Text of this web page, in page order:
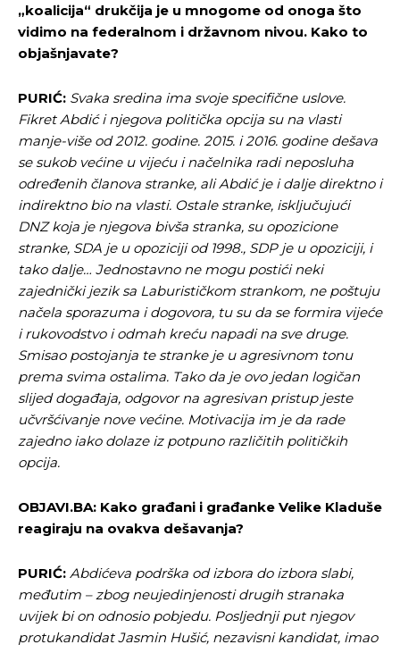
„koalicija“ drukčija je u mnogome od onoga što
vidimo na federalnom i državnom nivou. Kako to
objašnjavate?
PURIĆ: Svaka sredina ima svoje specifične uslove.
Fikret Abdić i njegova politička opcija su na vlasti
manje-više od 2012. godine. 2015. i 2016. godine dešava
se sukob većine u vijeću i načelnika radi neposluha
određenih članova stranke, ali Abdić je i dalje direktno i
indirektno bio na vlasti. Ostale stranke, isključujući
DNZ koja je njegova bivša stranka, su opozicione
stranke, SDA je u opoziciji od 1998., SDP je u opoziciji, i
tako dalje… Jednostavno ne mogu postići neki
zajednički jezik sa Laburističkom strankom, ne poštuju
načela sporazuma i dogovora, tu su da se formira vijeće
i rukovodstvo i odmah kreću napadi na sve druge.
Smisao postojanja te stranke je u agresivnom tonu
prema svima ostalima. Tako da je ovo jedan logičan
slijed događaja, odgovor na agresivan pristup jeste
učvršćivanje nove većine. Motivacija im je da rade
zajedno iako dolaze iz potpuno različitih političkih
opcija.
OBJAVI.BA: Kako građani i građanke Velike Kladuše
reagiraju na ovakva dešavanja?
PURIĆ: Abdićeva podrška od izbora do izbora slabi,
međutim – zbog neujedinjenosti drugih stranaka
uvijek bi on odnosio pobjedu. Posljednji put njegov
protukandidat Jasmin Hušić, nezavisni kandidat, imao